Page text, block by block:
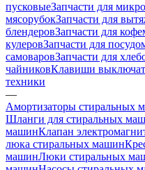
пусковыеЗапчасти для
мясорубокЗапчасти для
блендеровЗапчасти для
кулеровЗапчасти для
самоваровЗапчасти для
чайниковКлавиши
техники
—
Амортизаторы стиральных
Шланги для стиральных
машинКлапан
люка стиральных машин
машинЛюки стиральных